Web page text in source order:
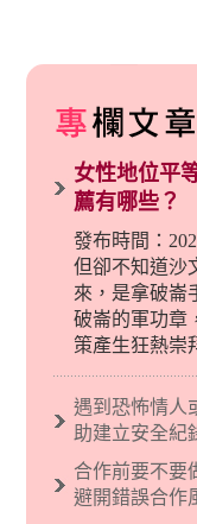
女性地位平
薦有哪些？
發布時間：
但卻不知道沙
來，是拿破崙
破崙的軍功章
策產生狂熱崇
義後來就被拿
義傾向的人，
烈的卓越感，
現了男性沙
遇到恐怖情人
助建立安全紀
合作前要不要
避開錯誤合作